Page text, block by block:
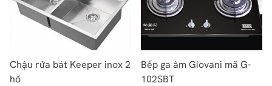
Chậu rửa bát Keeper inox 2
hố
Bếp ga âm Giovani mã G-
102SBT